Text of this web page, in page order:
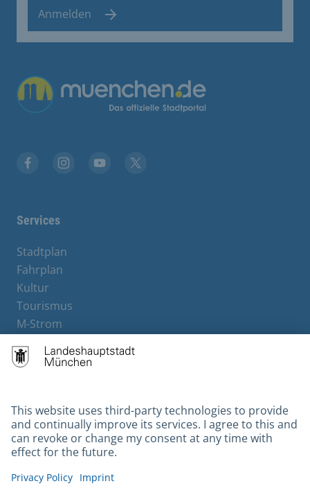
Anmelden
Übergreifende Links
Services
Stadtplan
Fahrplan
Kultur
Tourismus
M-Strom
Hotels
Contact
Barrierefreiheit
Leichte Sprache
Gebärdensprache